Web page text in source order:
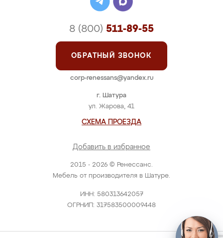
2015 - 2026 © Ренессанс.
Мебель от производителя в Шатуре.
ИНН: 580313642057
ОГРНИП: 317583500009448
г. Шатура
ул. Жарова, 41
СХЕМА ПРОЕЗДА
Добавить в избранное
8 (800) 511-89-55
ОБРАТНЫЙ ЗВОНОК
corp-renessans@yandex.ru